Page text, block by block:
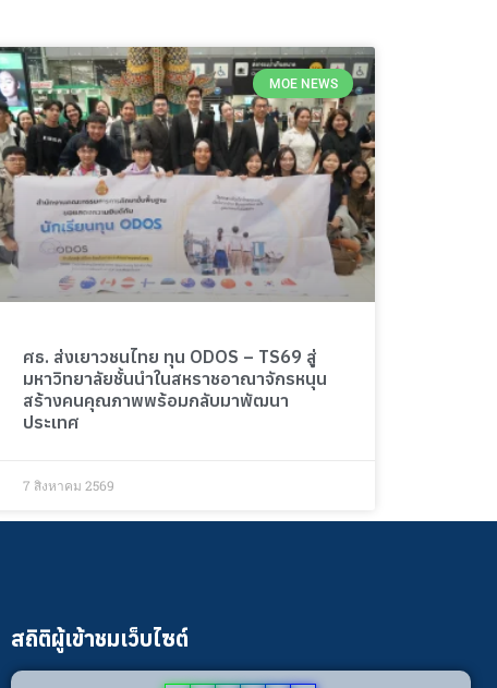
MOE NEWS
ศธ. ส่งเยาวชนไทย ทุน ODOS – TS69 สู่
มหาวิทยาลัยชั้นนำในสหราชอาณาจักรหนุน
สร้างคนคุณภาพพร้อมกลับมาพัฒนา
ประเทศ
7 สิงหาคม 2569
สถิติผู้เข้าชมเว็บไซต์